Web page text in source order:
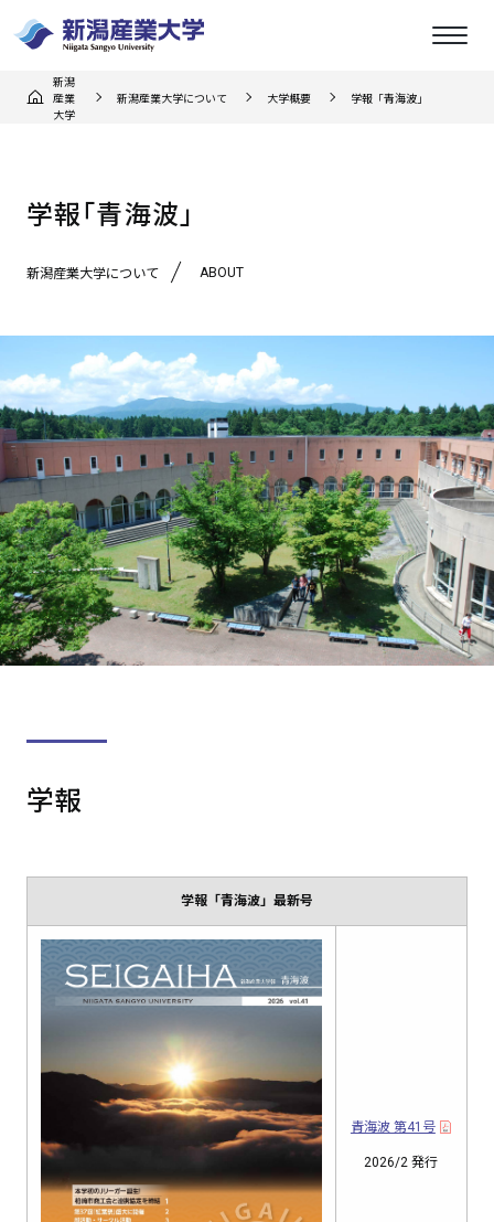
新潟
産業
大学
新潟産業大学について 大学概要 学報「青海波」
学報「青海波」
新潟産業大学について ABOUT
学報
学報「青海波」最新号
青海波 第41号
2026/2 発行